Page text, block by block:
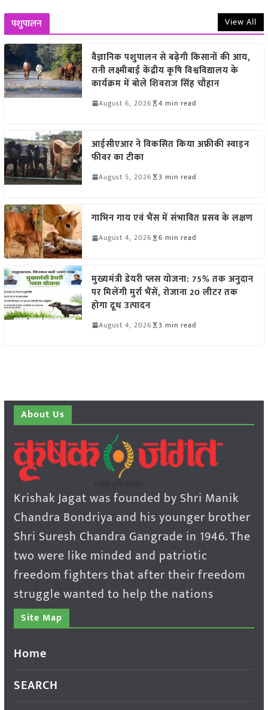
पशुपालन View All
वैज्ञानिक पशुपालन से बढ़ेगी किसानों की आय,
रानी लक्ष्मीबाई केंद्रीय कृषि विश्वविद्यालय के
कार्यक्रम में बोले शिवराज सिंह चौहान
August 6, 2026 4 min read
आईसीएआर ने विकसित किया अफ्रीकी स्वाइन
फीवर का टीका
August 5, 2026 3 min read
गाभिन गाय एवं भैंस में संभावित प्रसव के लक्षण
August 4, 2026 6 min read
मुख्यमंत्री डेयरी प्लस योजना: 75% तक अनुदान
पर मिलेंगी मुर्रा भैंसें, रोजाना 20 लीटर तक
होगा दूध उत्पादन
August 4, 2026 3 min read
About Us
Krishak Jagat was founded by Shri Manik
Chandra Bondriya and his younger brother
Shri Suresh Chandra Gangrade in 1946. The
two were like minded and patriotic
freedom fighters that after their freedom
struggle wanted to help the nations
Site Map
Home
SEARCH